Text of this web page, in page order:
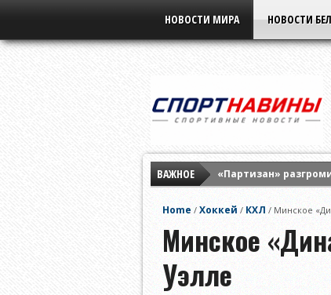
НОВОСТИ МИРА НОВОСТИ
ВАЖНОЕ
«Партизан»
Home / Хоккей / КХЛ / Минское
Минское
Уэлле